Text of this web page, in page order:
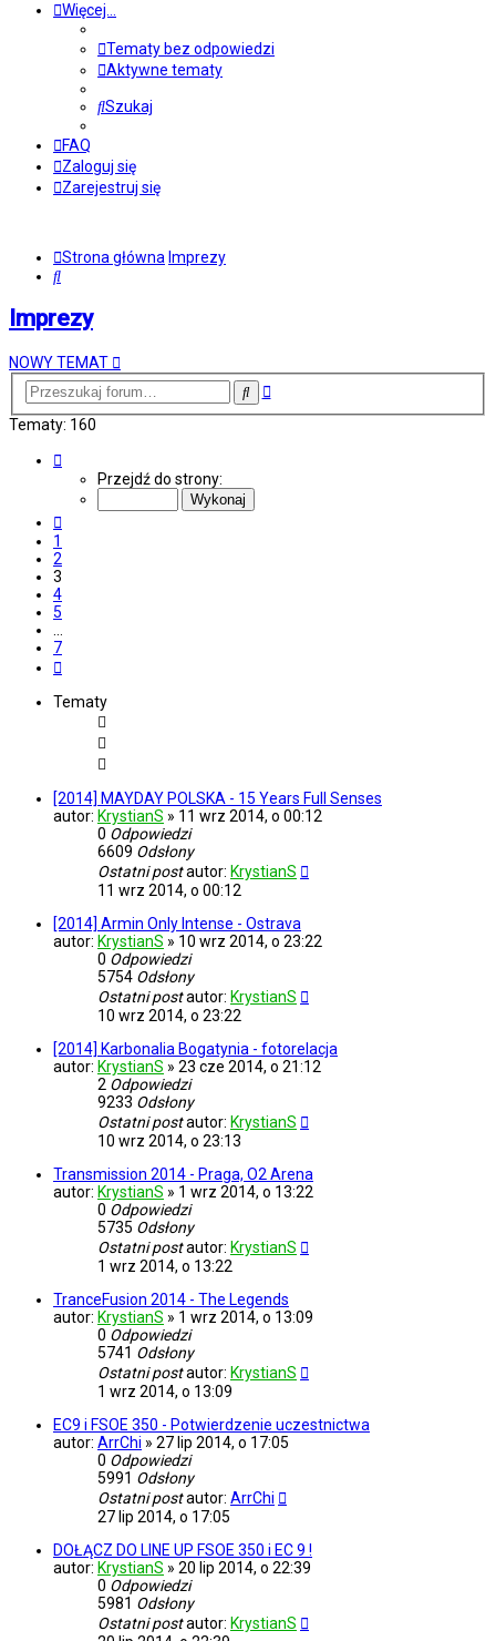
Więcej…
Tematy bez odpowiedzi
Aktywne tematy
Szukaj
FAQ
Zaloguj się
Zarejestruj się
Strona główna Imprezy
Szukaj
Imprezy
NOWY TEMAT
SzukajWyszukiwanie
Tematy: 160
Przejdź do strony:
1
2
3
4
5
…
7
Tematy
[2014] MAYDAY POLSKA - 15 Years Full Senses
autor: KrystianS » 11 wrz 2014, o 00:12
0 Odpowiedzi
6609 Odsłony
Ostatni postautor: KrystianS
11 wrz 2014, o 00:12
[2014] Armin Only Intense - Ostrava
autor: KrystianS » 10 wrz 2014, o 23:22
0 Odpowiedzi
5754 Odsłony
Ostatni postautor: KrystianS
10 wrz 2014, o 23:22
[2014] Karbonalia Bogatynia - fotorelacja
autor: KrystianS » 23 cze 2014, o 21:12
2 Odpowiedzi
9233 Odsłony
Ostatni postautor: KrystianS
10 wrz 2014, o 23:13
Transmission 2014 - Praga, O2 Arena
autor: KrystianS » 1 wrz 2014, o 13:22
0 Odpowiedzi
5735 Odsłony
Ostatni postautor: KrystianS
1 wrz 2014, o 13:22
TranceFusion 2014 - The Legends
autor: KrystianS » 1 wrz 2014, o 13:09
0 Odpowiedzi
5741 Odsłony
Ostatni postautor: KrystianS
1 wrz 2014, o 13:09
EC9 i FSOE 350 - Potwierdzenie uczestnictwa
autor: ArrChi » 27 lip 2014, o 17:05
0 Odpowiedzi
5991 Odsłony
Ostatni postautor: ArrChi
27 lip 2014, o 17:05
DOŁĄCZ DO LINE UP FSOE 350 i EC 9 !
autor: KrystianS » 20 lip 2014, o 22:39
0 Odpowiedzi
5981 Odsłony
Ostatni postautor: KrystianS